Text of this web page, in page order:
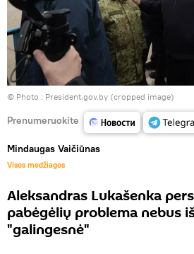
© Photo : President.gov.by (cropped image)
Prenumeruokite
Mindaugas Vaičiūnas
Visos medžiagos
Aleksandras Lukašenka
pabėgėlių problema nebus
"galingesnė"